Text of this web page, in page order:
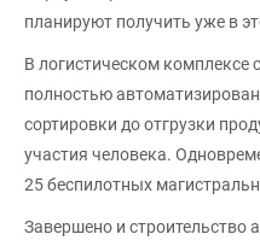
планируют получить уже в
В логистическом
полностью
сортировки до отгрузки
участия человека.
25 беспилотных
Завершено и строительство